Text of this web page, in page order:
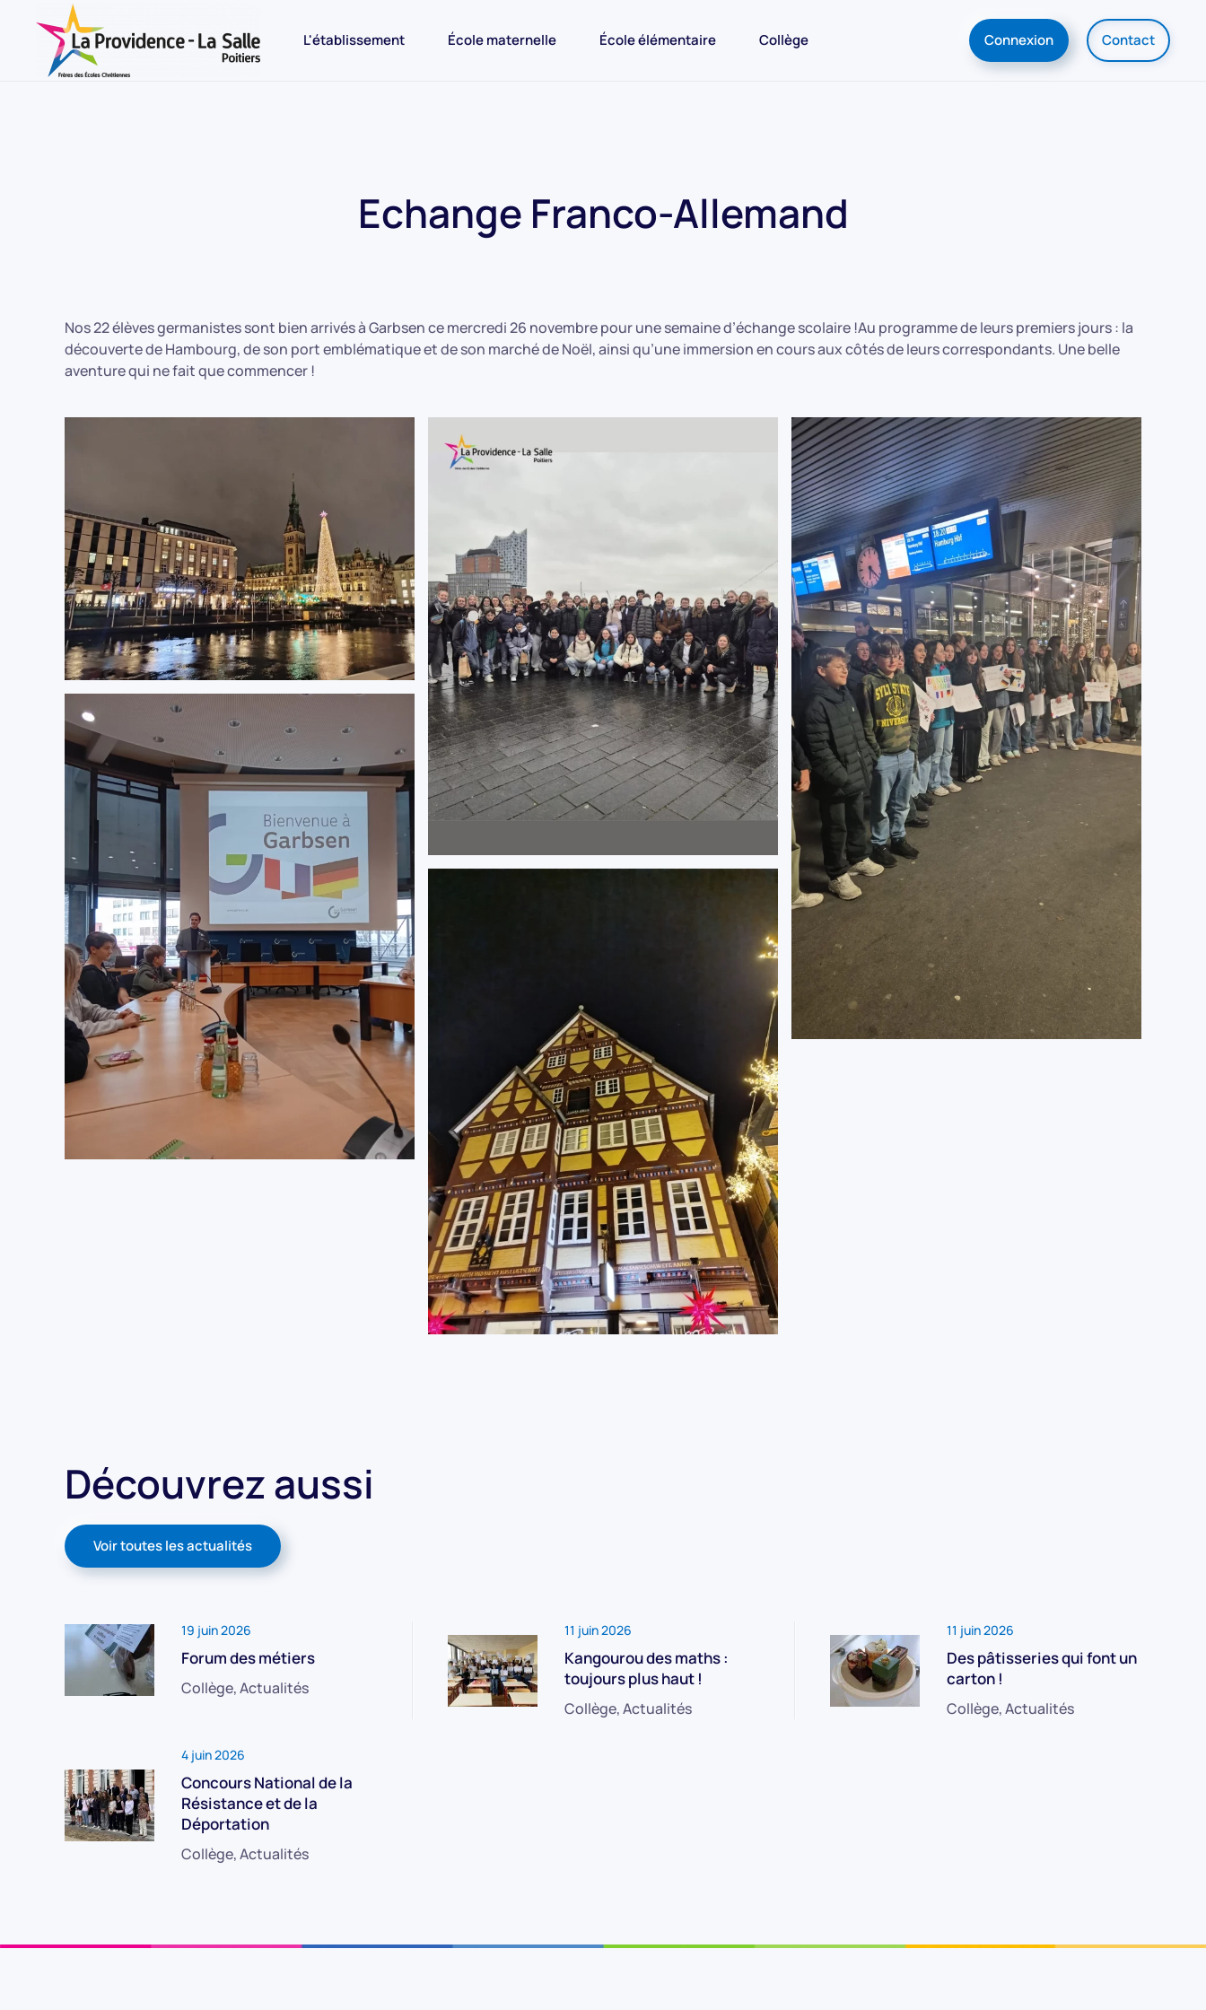
L'établissement École maternelle École élémentaire Collège Connexion Contact
Echange Franco-Allemand
Nos 22 élèves germanistes sont bien arrivés à Garbsen ce mercredi 26 novembre pour une semaine d’échange scolaire !Au programme de leurs premiers jours : la
découverte de Hambourg, de son port emblématique et de son marché de Noël, ainsi qu’une immersion en cours aux côtés de leurs correspondants. Une belle
aventure qui ne fait que commencer !
Découvrez aussi
Voir toutes les actualités
19 juin 2026
Forum des métiers
Collège, Actualités
11 juin 2026
Kangourou des maths :
toujours plus haut !
Collège, Actualités
11 juin 2026
Des pâtisseries qui font un
carton !
Collège, Actualités
4 juin 2026
Concours National de la
Résistance et de la
Déportation
Collège, Actualités